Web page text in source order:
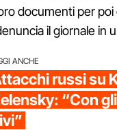
documenti per
il giornale in
ANCHE
russi su
“Con